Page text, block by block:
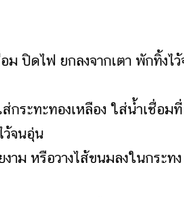
ปิดไฟ ยกลงจากเตา พักทิ้งไ
ระทะทองเหลือง ใส่น้ำเชื่อมที่
ว้จนอุ่น
ม หรือวางไส้ขนมลงในกระทง